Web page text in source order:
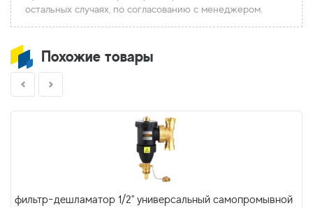
остальных случаях, по согласованию с менеджером.
Похожие товары
фильтр-дешламатор 1/2" универсальный самопромывной